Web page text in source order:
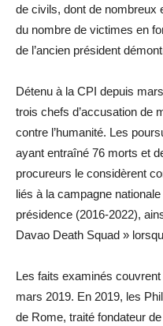
de civils, dont de nombreux
du nombre de victimes en
de l’ancien président
Détenu à la CPI depuis
trois chefs d’accusation de
contre l’humanité. Les
ayant entraîné 76 morts et
procureurs le considèrent
liés à la campagne
présidence (2016-2022),
Davao Death Squad »
Les faits examinés
mars 2019. En 2019, les
de Rome, traité fondateur